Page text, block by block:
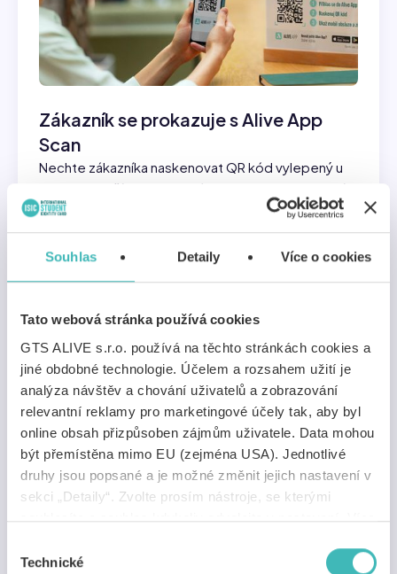
Souhlas Detaily Více o cookies
Tato webová stránka používá cookies
GTS ALIVE s.r.o. používá na těchto stránkách cookies a
jiné obdobné technologie. Účelem a rozsahem užití je
analýza návštěv a chování uživatelů a zobrazování
relevantní reklamy pro marketingové účely tak, aby byl
online obsah přizpůsoben zájmům uživatele. Data mohou
být přemístěna mimo EU (zejména USA). Jednotlivé
druhy jsou popsané a je možné změnit jejich nastavení v
sekci „Detaily“. Zvolte prosím nástroje, se kterými
souhlasíte a souhlas kdykoliv odvolejte v nastavení. Více
souhlasu
Technické
Zákazník se prokazuje s Alive App
Scan
Nechte zákazníka naskenovat QR kód vylepený u
pokladny vaší prodejny. Nárok na slevu se zobrazí
na jeho zařízení.
Personál ověřuje s Alive Verify App
S mobilní nebo webovou aplikací mají ověřování v